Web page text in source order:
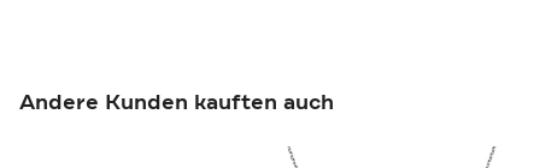
Andere Kunden kauften auch